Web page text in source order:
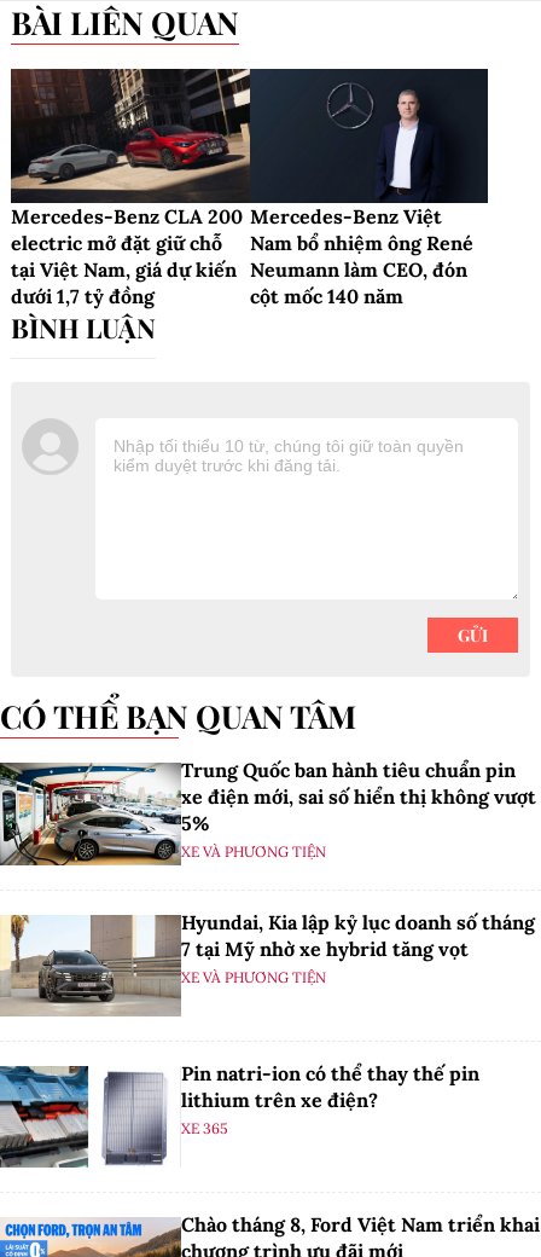
BÀI LIÊN QUAN
Mercedes-Benz CLA 200
electric mở đặt giữ chỗ
tại Việt Nam, giá dự kiến
dưới 1,7 tỷ đồng
Mercedes-Benz Việt
Nam bổ nhiệm ông René
Neumann làm CEO, đón
cột mốc 140 năm
CÓ THỂ BẠN QUAN TÂM
Trung Quốc ban hành tiêu chuẩn pin
xe điện mới, sai số hiển thị không vượt
5%
XE VÀ PHƯƠNG TIỆN
Hyundai, Kia lập kỷ lục doanh số tháng
7 tại Mỹ nhờ xe hybrid tăng vọt
XE VÀ PHƯƠNG TIỆN
Pin natri-ion có thể thay thế pin
lithium trên xe điện?
XE 365
Chào tháng 8, Ford Việt Nam triển khai
chương trình ưu đãi mới